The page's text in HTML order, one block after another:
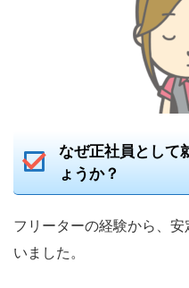
なぜ正社員として
ょうか？
フリーターの経験から、
いました。